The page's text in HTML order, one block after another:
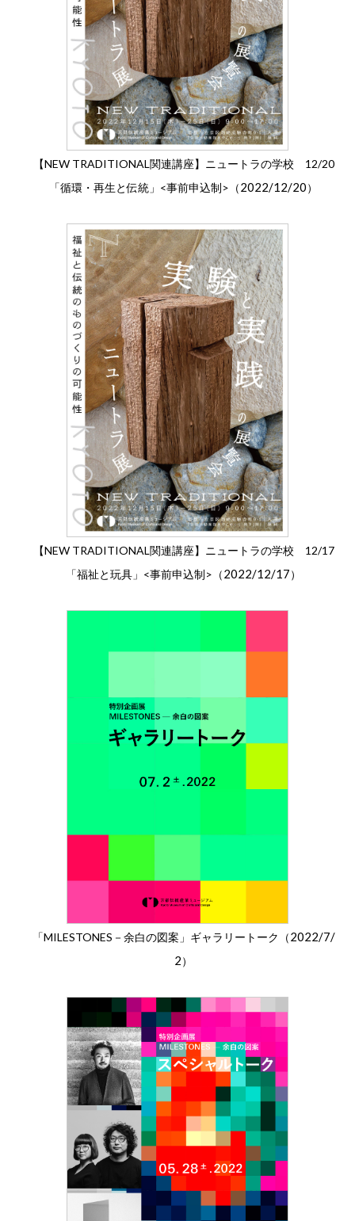
【NEW TRADITIONAL関連講座】ニュートラの学校 12/20
「循環・再生と伝統」<事前申込制>（2022/12/20）
【NEW TRADITIONAL関連講座】ニュートラの学校 12/17
「福祉と玩具」<事前申込制>（2022/12/17）
「MILESTONES－余白の図案」ギャラリートーク（2022/7/
2）